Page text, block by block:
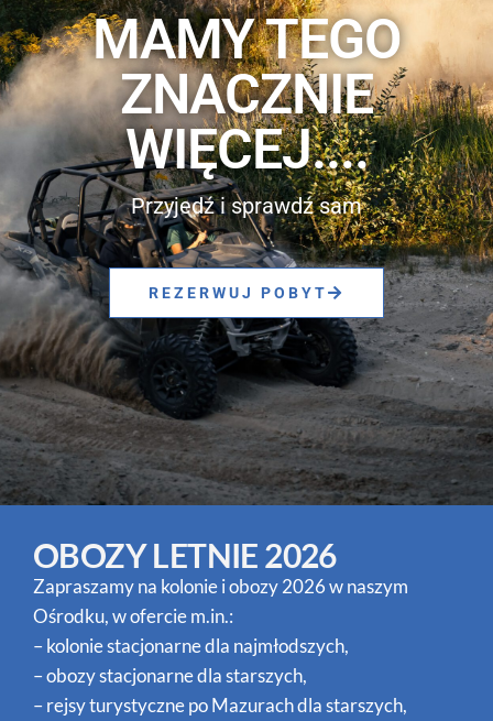
MAMY TEGO
ZNACZNIE
WIĘCEJ....
Przyjedź i sprawdź sam
REZERWUJ POBYT
OBOZY LETNIE 2026
Zapraszamy na kolonie i obozy 2026 w naszym
Ośrodku, w ofercie m.in.:
– kolonie stacjonarne dla najmłodszych,
– obozy stacjonarne dla starszych,
– rejsy turystyczne po Mazurach dla starszych,